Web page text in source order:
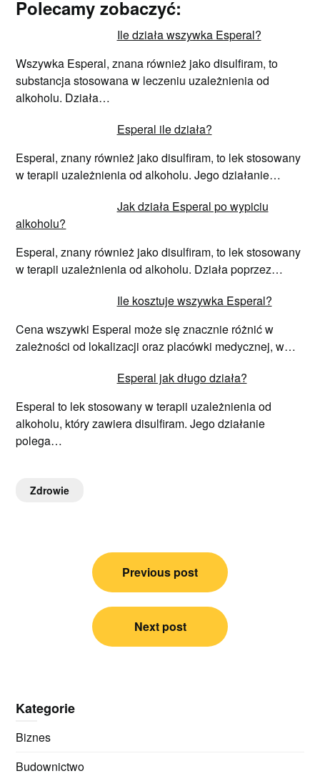
Polecamy zobaczyć:
Ile działa wszywka Esperal?
Wszywka Esperal, znana również jako disulfiram, to
substancja stosowana w leczeniu uzależnienia od
alkoholu. Działa…
Esperal ile działa?
Esperal, znany również jako disulfiram, to lek stosowany
w terapii uzależnienia od alkoholu. Jego działanie…
Jak działa Esperal po wypiciu
alkoholu?
Esperal, znany również jako disulfiram, to lek stosowany
w terapii uzależnienia od alkoholu. Działa poprzez…
Ile kosztuje wszywka Esperal?
Cena wszywki Esperal może się znacznie różnić w
zależności od lokalizacji oraz placówki medycznej, w…
Esperal jak długo działa?
Esperal to lek stosowany w terapii uzależnienia od
alkoholu, który zawiera disulfiram. Jego działanie
polega…
Zdrowie
Nawigacja
Previous post
Next post
Kategorie
Biznes
Budownictwo